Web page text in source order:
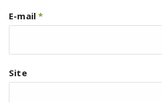
E-mail*
Site